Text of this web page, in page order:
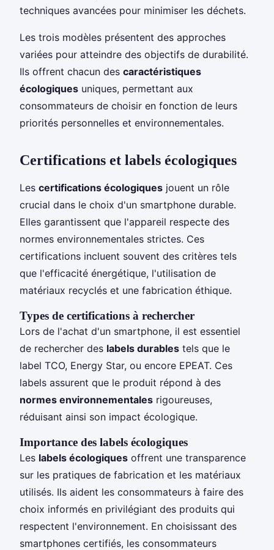
techniques avancées pour minimiser les déchets.
Les trois modèles présentent des approches
variées pour atteindre des objectifs de durabilité.
Ils offrent chacun des caractéristiques
écologiques uniques, permettant aux
consommateurs de choisir en fonction de leurs
priorités personnelles et environnementales.
Certifications et labels écologiques
Les certifications écologiques jouent un rôle
crucial dans le choix d'un smartphone durable.
Elles garantissent que l'appareil respecte des
normes environnementales strictes. Ces
certifications incluent souvent des critères tels
que l'efficacité énergétique, l'utilisation de
matériaux recyclés et une fabrication éthique.
Types de certifications à rechercher
Lors de l'achat d'un smartphone, il est essentiel
de rechercher des labels durables tels que le
label TCO, Energy Star, ou encore EPEAT. Ces
labels assurent que le produit répond à des
normes environnementales rigoureuses,
réduisant ainsi son impact écologique.
Importance des labels écologiques
Les labels écologiques offrent une transparence
sur les pratiques de fabrication et les matériaux
utilisés. Ils aident les consommateurs à faire des
choix informés en privilégiant des produits qui
respectent l'environnement. En choisissant des
smartphones certifiés, les consommateurs